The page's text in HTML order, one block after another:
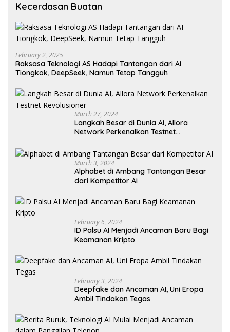
Kecerdasan Buatan
February 2, 2025
Raksasa Teknologi AS Hadapi Tantangan dari AI
Tiongkok, DeepSeek, Namun Tetap Tangguh
March 27, 2024
Langkah Besar di Dunia AI, Allora
Network Perkenalkan Testnet
March 3, 2024
Alphabet di Ambang Tantangan Besar
dari Kompetitor AI
February 6, 2024
ID Palsu AI Menjadi Ancaman Baru Bagi
Keamanan Kripto
February 3, 2024
Deepfake dan Ancaman AI, Uni Eropa
Ambil Tindakan Tegas